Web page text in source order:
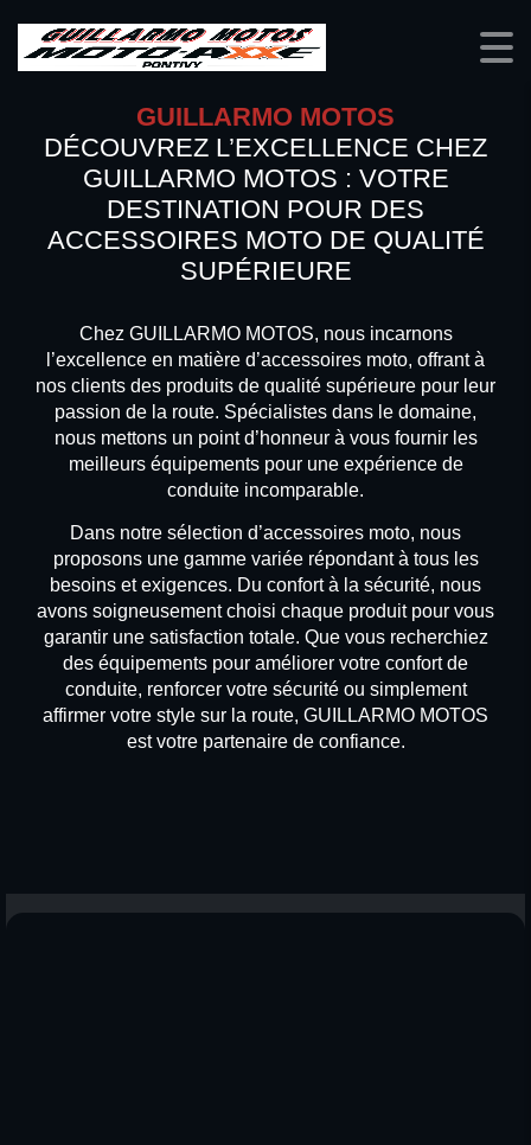
GUILLARMO MOTOS
DÉCOUVREZ L’EXCELLENCE CHEZ
GUILLARMO MOTOS : VOTRE
DESTINATION POUR DES
ACCESSOIRES MOTO DE QUALITÉ
SUPÉRIEURE
Chez GUILLARMO MOTOS, nous incarnons
l’excellence en matière d’accessoires moto, offrant à
nos clients des produits de qualité supérieure pour leur
passion de la route. Spécialistes dans le domaine,
nous mettons un point d’honneur à vous fournir les
meilleurs équipements pour une expérience de
conduite incomparable.
Dans notre sélection d’accessoires moto, nous
proposons une gamme variée répondant à tous les
besoins et exigences. Du confort à la sécurité, nous
avons soigneusement choisi chaque produit pour vous
garantir une satisfaction totale. Que vous recherchiez
des équipements pour améliorer votre confort de
conduite, renforcer votre sécurité ou simplement
affirmer votre style sur la route, GUILLARMO MOTOS
est votre partenaire de confiance.